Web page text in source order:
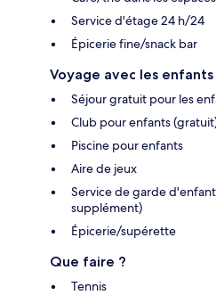
Service d'étage 24 h/24
Épicerie fine/snack bar
Voyage avec les enfants
Séjour gratuit pour les
Club pour enfants
Piscine pour enfants
Aire de jeux
Service de garde
supplément)
Épicerie/supérette
Que faire ?
Tennis